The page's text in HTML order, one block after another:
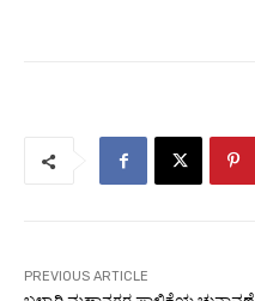
PREVIOUS ARTICLE